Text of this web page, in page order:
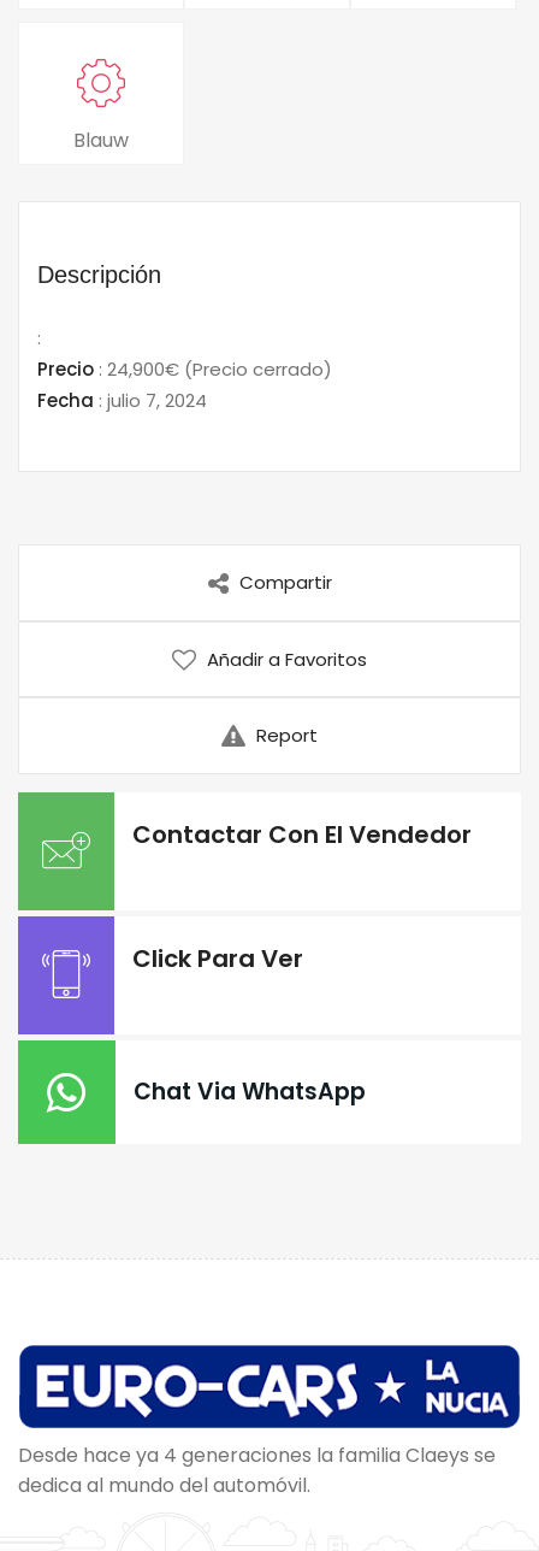
Blauw
Descripción
:
Precio : 24,900€ (Precio cerrado)
Fecha : julio 7, 2024
Compartir
Añadir a Favoritos
Report
Contactar Con El Vendedor
Click Para Ver
Chat Via WhatsApp
Desde hace ya 4 generaciones la familia Claeys se
dedica al mundo del automóvil.